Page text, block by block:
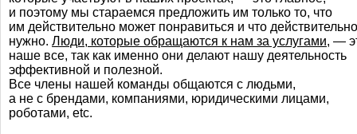
и поэтому мы стараемся предложить им только то, что
им действительно может понравиться и что действительно
нужно. Люди, которые обращаются к нам за услугами, —
наше все, так как именно они делают нашу деятельность
эффективной и полезной.
Все члены нашей команды общаются с людьми,
а не с брендами, компаниями, юридическими лицами,
роботами, etc.